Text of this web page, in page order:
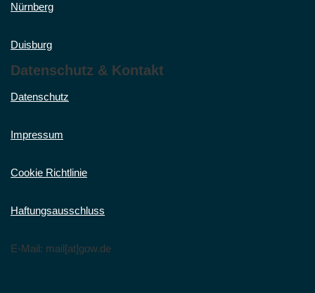
Nürnberg
Duisburg
Datenschutz & Kontakt
Datenschutz
Impressum
Cookie Richtlinie
Haftungsausschluss
E-Mail: mail[at]gow.de